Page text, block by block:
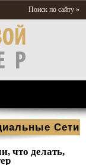
Поиск по сайту »
Сети
что делать,